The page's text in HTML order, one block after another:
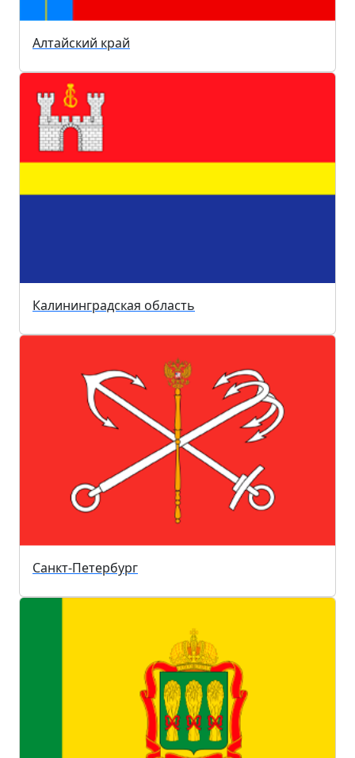
Алтайский край
Калининградская область
Санкт-Петербург